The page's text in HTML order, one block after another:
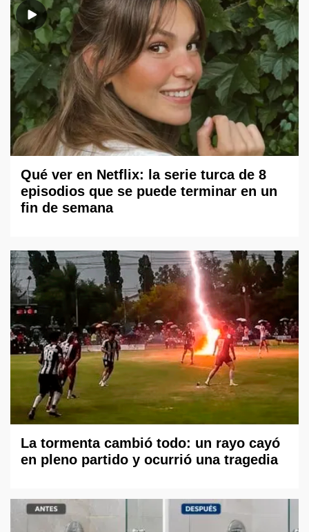
Qué ver en Netflix: la serie turca de 8
episodios que se puede terminar en un
fin de semana
La tormenta cambió todo: un rayo cayó
en pleno partido y ocurrió una tragedia